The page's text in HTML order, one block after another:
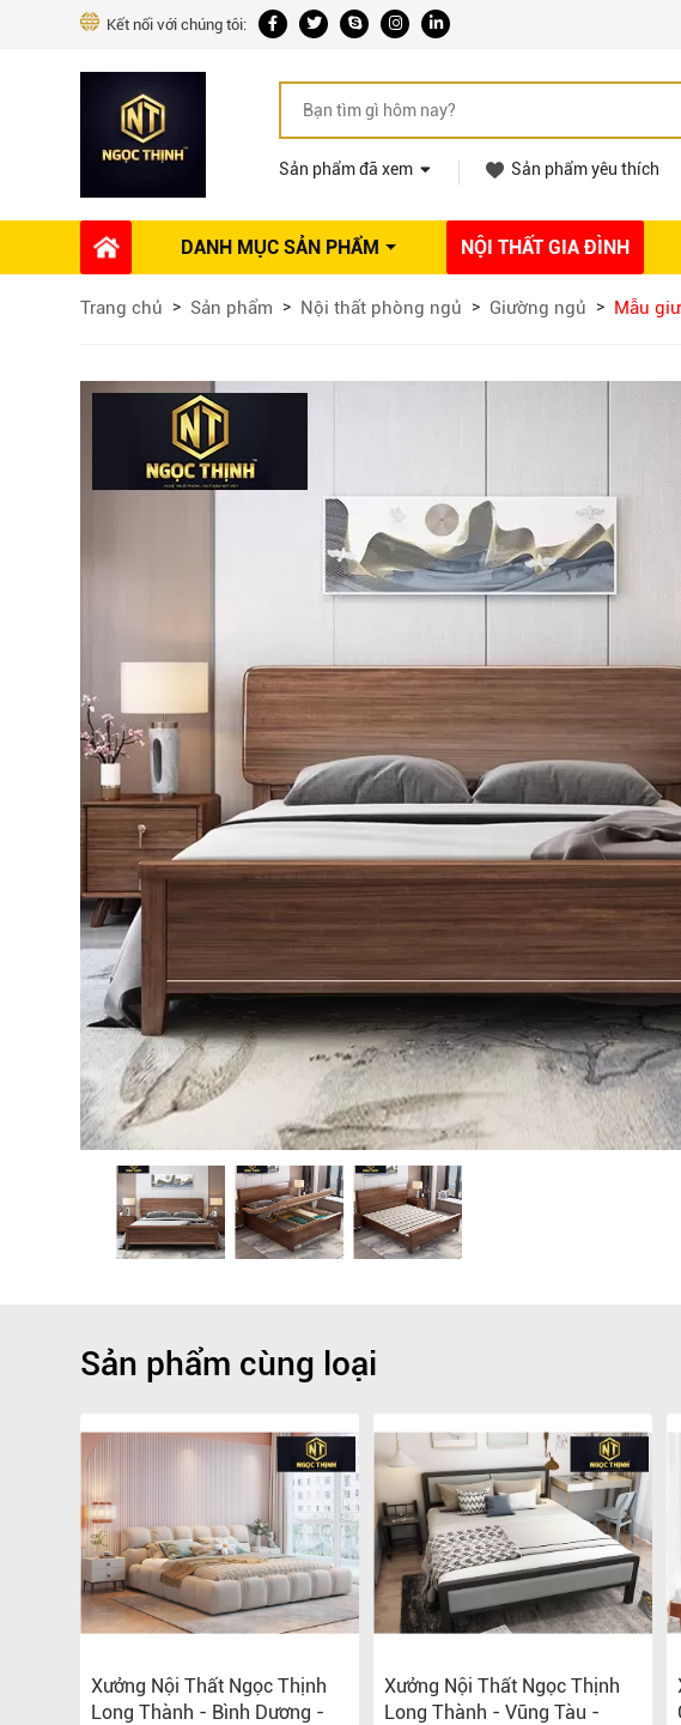
Kết nối với chúng tôi:
Sản phẩm đã xem Sản phẩm yêu thích
DANH MỤC SẢN PHẨM
Phụ kiện Nội thất
Ổ khóa tủ
Máy hút mùi
Vòi rửa nhà bếp
Phụ kiện tủ áo
Phụ kiện tủ bếp trên
Phụ kiện tủ bếp dưới
Giá để bát đĩa đa năng
Giá để dao thớt
Kệ để chất tẩy rửa
Kệ gia vị
Kệ góc liên hoàn
NỘI THẤT GIA ĐÌNH
Dự án thi công Báo giá Nội thất
Trang chủ Sản phẩm Nội thất phòng ngủ Giường ngủ Mẫu
Sản phẩm cùng loại
Xưởng Nội Thất Ngọc Thịnh
Long Thành - Bình Dương -
Xưởng Nội Thất Ngọc Thịnh
Long Thành - Vũng Tàu -